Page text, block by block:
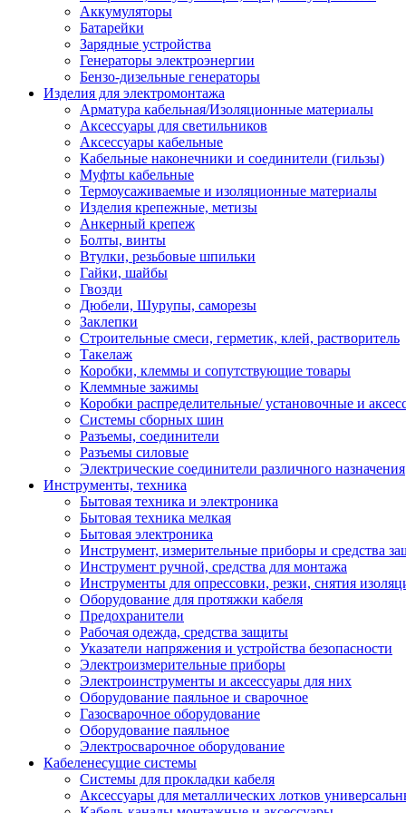
Аккумуляторы
Батарейки
Зарядные устройства
Генераторы электроэнергии
Бензо-дизельные генераторы
Изделия для электромонтажа
Арматура кабельная/Изоляционные материалы
Аксессуары для светильников
Аксессуары кабельные
Кабельные наконечники и соединители (гильзы)
Муфты кабельные
Термоусаживаемые и изоляционные материалы
Изделия крепежные, метизы
Анкерный крепеж
Болты, винты
Втулки, резьбовые шпильки
Гайки, шайбы
Гвозди
Дюбели, Шурупы, саморезы
Заклепки
Строительные смеси, герметик, клей, растворитель
Такелаж
Коробки, клеммы и сопутствующие товары
Клеммные зажимы
Коробки распределительные/ установочные и
Системы сборных шин
Разъемы, соединители
Разъемы силовые
Электрические соединители различного назначения
Инструменты, техника
Бытовая техника и электроника
Бытовая техника мелкая
Бытовая электроника
Инструмент, измерительные приборы и средства
Инструмент ручной, средства для монтажа
Инструменты для опрессовки, резки, снятия
Оборудование для протяжки кабеля
Предохранители
Рабочая одежда, средства защиты
Указатели напряжения и устройства безопасности
Электроизмерительные приборы
Электроинструменты и аксессуары для них
Оборудование паяльное и сварочное
Газосварочное оборудование
Оборудование паяльное
Электросварочное оборудование
Кабеленесущие системы
Системы для прокладки кабеля
Аксессуары для металлических лотков